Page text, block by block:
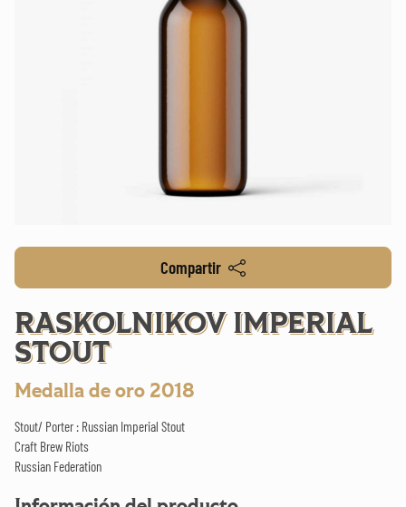
Compartir
RASKOLNIKOV IMPERIAL
STOUT
Medalla de oro 2018
Stout/ Porter : Russian Imperial Stout
Craft Brew Riots
Russian Federation